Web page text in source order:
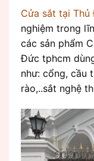
Cửa sắt tại
nghiệm trong
các sản phẩm
Đức tphcm
như: cổng, cầu
rào,..sắt nghệ